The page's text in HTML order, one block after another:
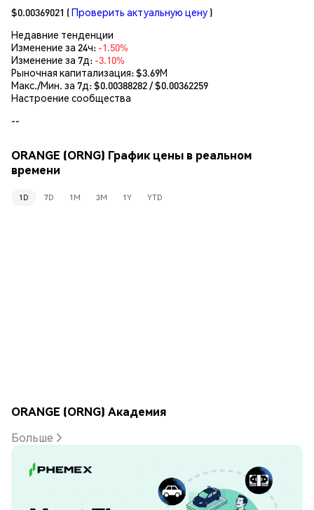
$0.00369021 (Проверить актуальную цену )
Недавние тенденции
Изменение за 24ч: -1.50%
Изменение за 7д: -3.10%
Рыночная капитализация:$3.69M
Макс./Мин. за 7д: $0.00388282/ $0.00362259
Настроение сообщества
--
ORANGE (ORNG) График цены в реальном
времени
1D 7D 1M 3M 1Y YTD
ORANGE (ORNG) Академия
Больше